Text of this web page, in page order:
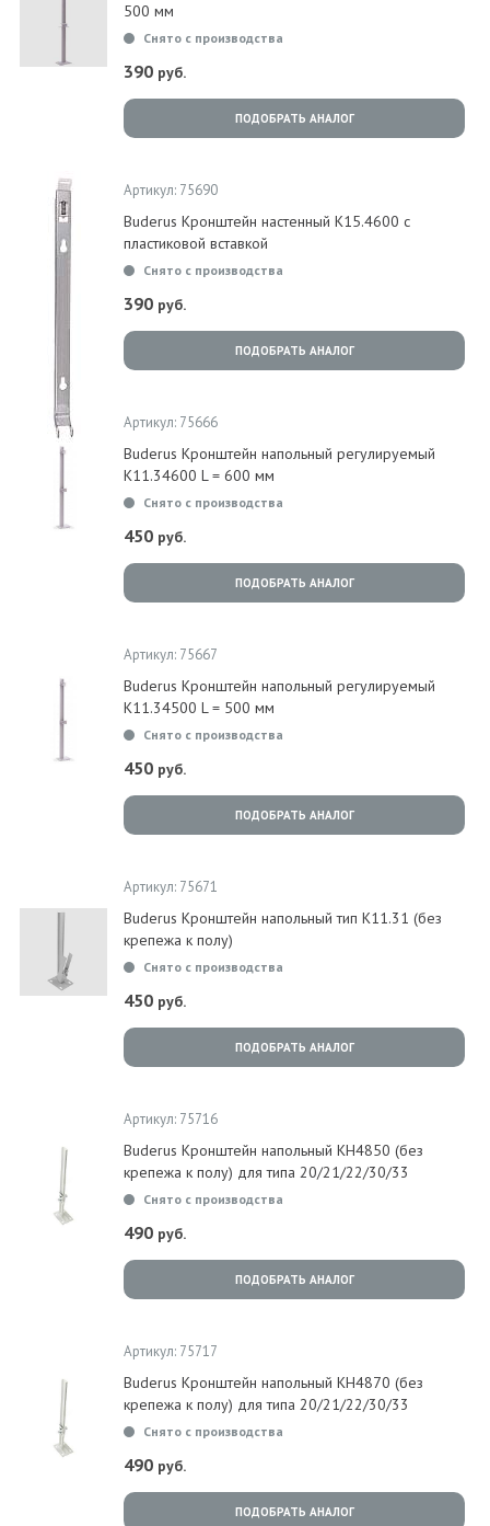
500 мм
Снято с производства
390 руб.
ПОДОБРАТЬ АНАЛОГ
Артикул: 75690
Buderus Кронштейн настенный K15.4600 с
пластиковой вставкой
Снято с производства
390 руб.
ПОДОБРАТЬ АНАЛОГ
Артикул: 75666
Buderus Кронштейн напольный регулируемый
K11.34600 L = 600 мм
Снято с производства
450 руб.
ПОДОБРАТЬ АНАЛОГ
Артикул: 75667
Buderus Кронштейн напольный регулируемый
K11.34500 L = 500 мм
Снято с производства
450 руб.
ПОДОБРАТЬ АНАЛОГ
Артикул: 75671
Buderus Кронштейн напольный тип K11.31 (без
крепежа к полу)
Снято с производства
450 руб.
ПОДОБРАТЬ АНАЛОГ
Артикул: 75716
Buderus Кронштейн напольный KH4850 (без
крепежа к полу) для типа 20/21/22/30/33
Снято с производства
490 руб.
ПОДОБРАТЬ АНАЛОГ
Артикул: 75717
Buderus Кронштейн напольный KH4870 (без
крепежа к полу) для типа 20/21/22/30/33
Снято с производства
490 руб.
ПОДОБРАТЬ АНАЛОГ